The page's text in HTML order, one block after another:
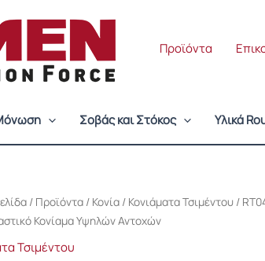
Προϊόντα
Σοβάς και Στόκος Υλικά
/ Προϊόντα / Κονία / Κονιάματα Τσιμέντου /
Κονίαμα Υψηλών Αντοχών
Τσιμέντου